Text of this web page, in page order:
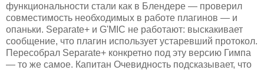
функциональности стали как в Блендере ― проверил
совместимость необходимых в работе плагинов ― и
опаньки. Separate+ и G'MIC не работают: выскакивает
сообщение, что плагин использует устаревший протокол.
Пересобрал Separate+ конкретно под эту версию Гимпа
― то же самое. Капитан Очевидность подсказывает, что